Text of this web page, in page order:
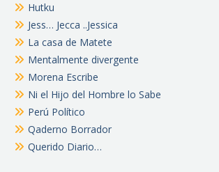
Hutku
Jess… Jecca ..Jessica
La casa de Matete
Mentalmente divergente
Morena Escribe
Ni el Hijo del Hombre lo Sabe
Perú Político
Qaderno Borrador
Querido Diario…